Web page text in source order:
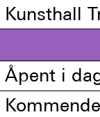
Kunsthall
Åpent i